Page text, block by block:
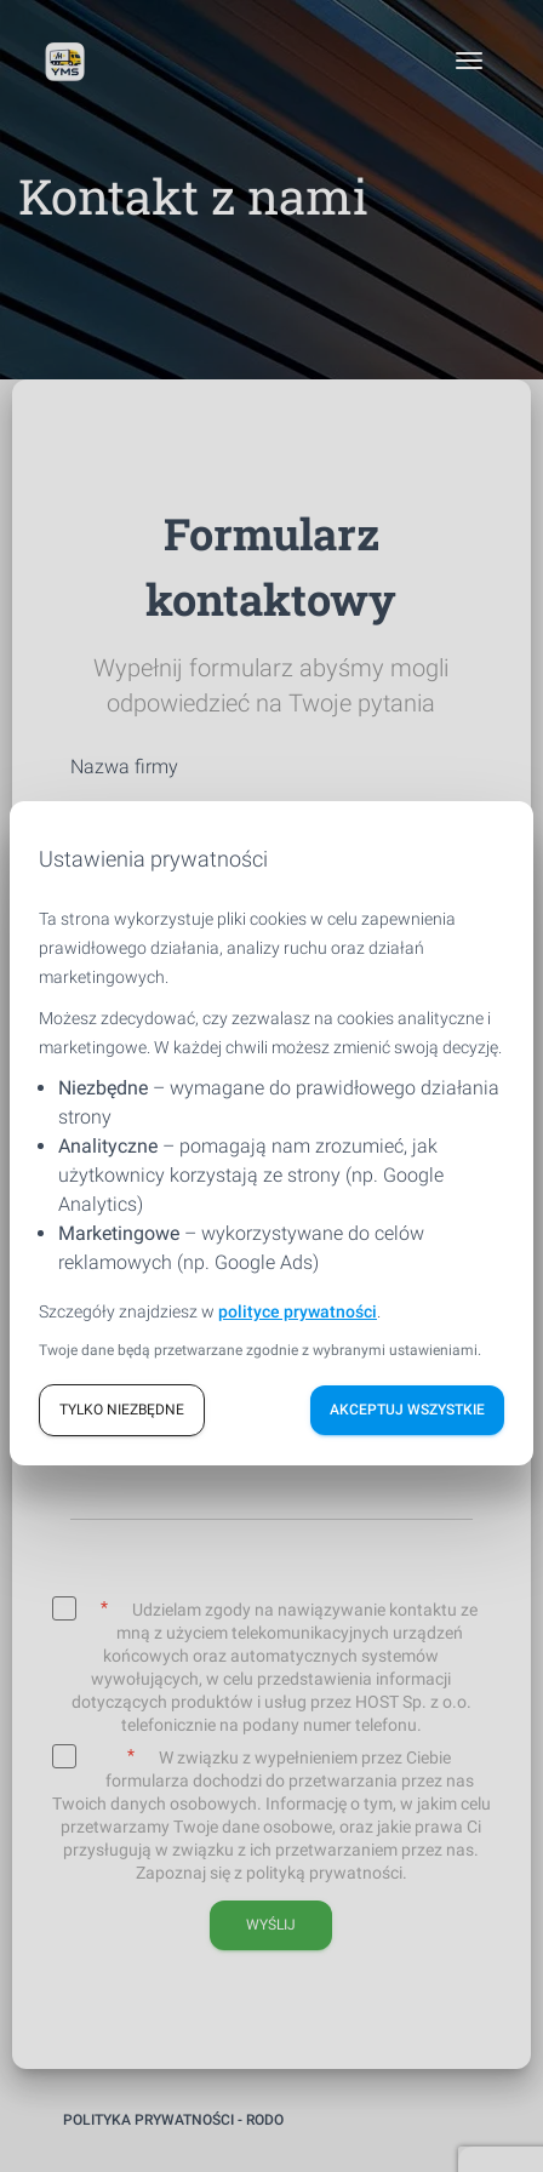
Kontakt z nami
Formularz
kontaktowy
Wypełnij formularz abyśmy mogli
odpowiedzieć na Twoje pytania
Nazwa firmy
Imię i nazwisko
Telefon kontaktowy
Email kontaktowy*
Wiadomość
*
Udzielam zgody na nawiązywanie kontaktu ze
mną z użyciem telekomunikacyjnych urządzeń
końcowych oraz automatycznych systemów
wywołujących, w celu przedstawienia informacji
dotyczących produktów i usług przez HOST Sp. z o.o.
telefonicznie na podany numer telefonu.
*
W związku z wypełnieniem przez Ciebie
formularza dochodzi do przetwarzania przez nas
Twoich danych osobowych. Informację o tym, w jakim celu
przetwarzamy Twoje dane osobowe, oraz jakie prawa Ci
przysługują w związku z ich przetwarzaniem przez nas.
Zapoznaj się z polityką prywatności.
WYŚLIJ
POLITYKA PRYWATNOŚCI - RODO
Ustawienia prywatności
Ta strona wykorzystuje pliki cookies w celu zapewnienia
prawidłowego działania, analizy ruchu oraz działań
marketingowych.
Możesz zdecydować, czy zezwalasz na cookies analityczne i
marketingowe. W każdej chwili możesz zmienić swoją decyzję.
Niezbędne – wymagane do prawidłowego działania
strony
Analityczne – pomagają nam zrozumieć, jak
użytkownicy korzystają ze strony (np. Google
Analytics)
Marketingowe – wykorzystywane do celów
reklamowych (np. Google Ads)
Szczegóły znajdziesz w polityce prywatności
Twoje dane będą przetwarzane zgodnie z wybranymi ustawieniami.
TYLKO NIEZBĘDNE AKCEPTUJ WSZYSTKIE